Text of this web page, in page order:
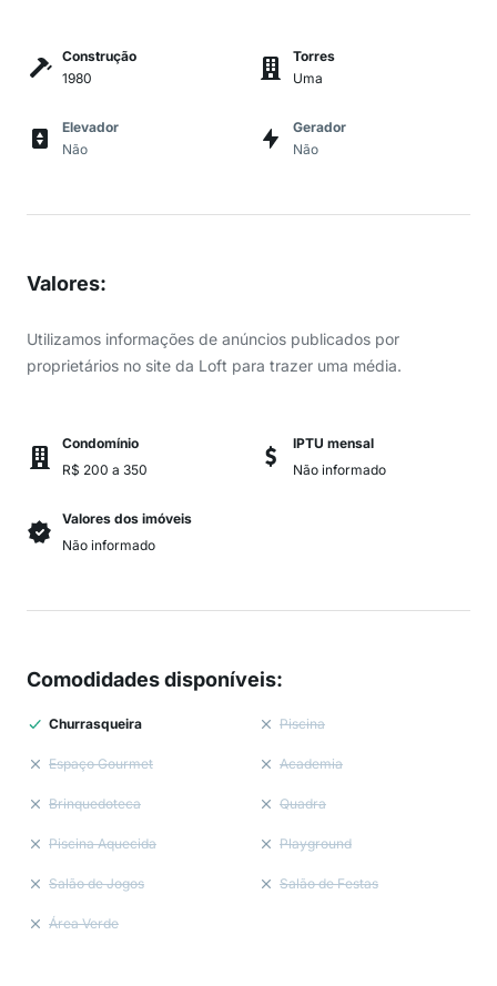
Construção
1980
Torres
Uma
Elevador
Não
Gerador
Não
Valores:
Utilizamos informações de anúncios publicados por
proprietários no site da Loft para trazer uma média.
Condomínio
R$ 200 a 350
IPTU mensal
Não informado
Valores dos imóveis
Não informado
Comodidades disponíveis:
Churrasqueira Piscina
Espaço Gourmet Academia
Brinquedoteca Quadra
Piscina Aquecida Playground
Salão de Jogos Salão de Festas
Área Verde